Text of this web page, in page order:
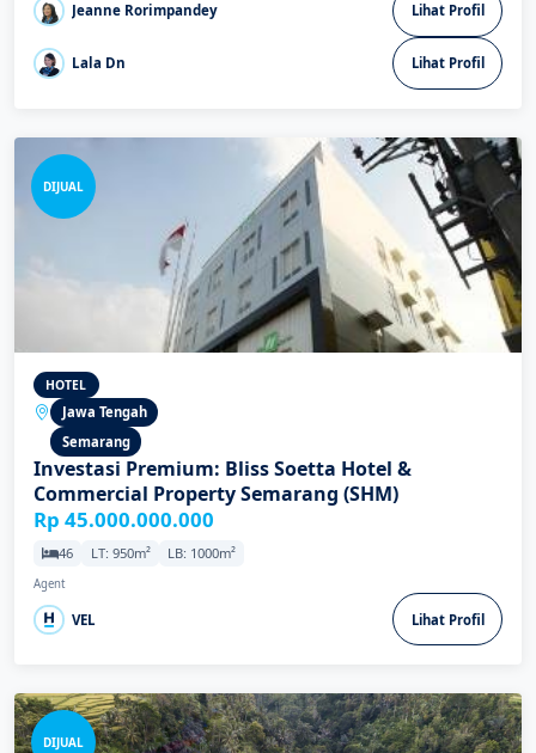
Jeanne Rorimpandey Lihat Profil
Lala Dn Lihat Profil
DIJUAL
HOTEL
Jawa Tengah
Semarang
Investasi Premium: Bliss Soetta Hotel &
Commercial Property Semarang (SHM)
Rp 45.000.000.000
46 LT: 950m² LB: 1000m²
Agent
VEL Lihat Profil
DIJUAL